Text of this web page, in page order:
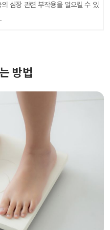
심장 관련 부작용을 일으킬 수 있
방법